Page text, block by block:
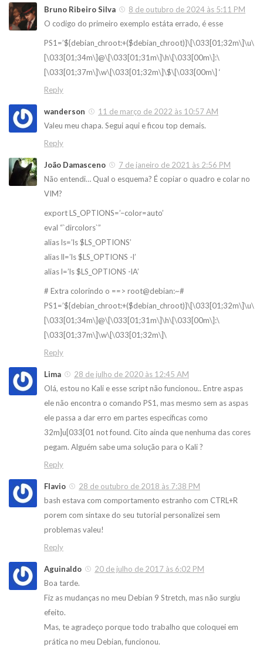
Bruno Ribeiro Silva
8 de outubro de 2024 às 5:11 PM
O codigo do primeiro exemplo estáta errado, é esse
PS1=’${debian_chroot:+($debian_chroot)}\[\033[01;32m\]\u\
[\033[01;34m\]@\[\033[01;31m\]\h\[\033[00m\]:\
[\033[01;37m\]\w\[\033[01;32m\]\$\[\033[00m\] ‘
Reply
wanderson
11 de março de 2022 às 10:57 AM
Valeu meu chapa. Segui aqui e ficou top demais.
Reply
João Damasceno
7 de janeiro de 2021 às 2:56 PM
Não entendi… Qual o esquema? É copiar o quadro e colar no
VIM?
export LS_OPTIONS=’–color=auto’
eval “`dircolors`”
alias ls=’ls $LS_OPTIONS’
alias ll=’ls $LS_OPTIONS -l’
alias l=’ls $LS_OPTIONS -lA’
# Extra colorindo o ==> root@debian:~#
PS1=’${debian_chroot:+($debian_chroot)}\[\033[01;32m\]\u\
[\033[01;34m\]@\[\033[01;31m\]\h\[\033[00m\]:\
[\033[01;37m\]\w\[\033[01;32m\]\
Reply
Lima
28 de julho de 2020 às 12:45 AM
Olá, estou no Kali e esse script não funcionou.. Entre aspas
ele não encontra o comando PS1, mas mesmo sem as aspas
ele passa a dar erro em partes específicas como
32m]u[033[01 not found. Cito ainda que nenhuma das cores
pegam. Alguém sabe uma solução para o Kali ?
Reply
Flavio
28 de outubro de 2018 às 7:38 PM
bash estava com comportamento estranho com CTRL+R
porem com sintaxe do seu tutorial personalizei sem
problemas valeu!
Reply
Aguinaldo
20 de julho de 2017 às 6:02 PM
Boa tarde.
Fiz as mudanças no meu Debian 9 Stretch, mas não surgiu
efeito.
Mas, te agradeço porque todo trabalho que coloquei em
prática no meu Debian, funcionou.